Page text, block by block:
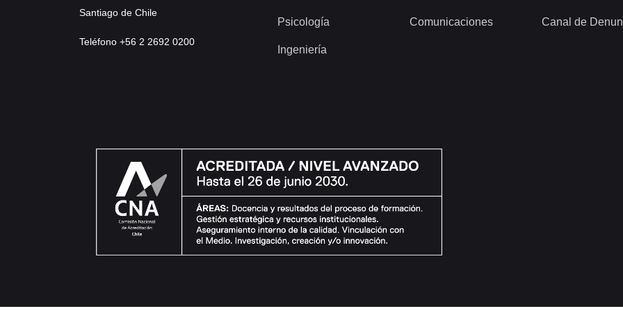
Santiago de Chile
Teléfono +56 2 2692 0200
Psicología
Ingeniería
Comunicaciones Canal de